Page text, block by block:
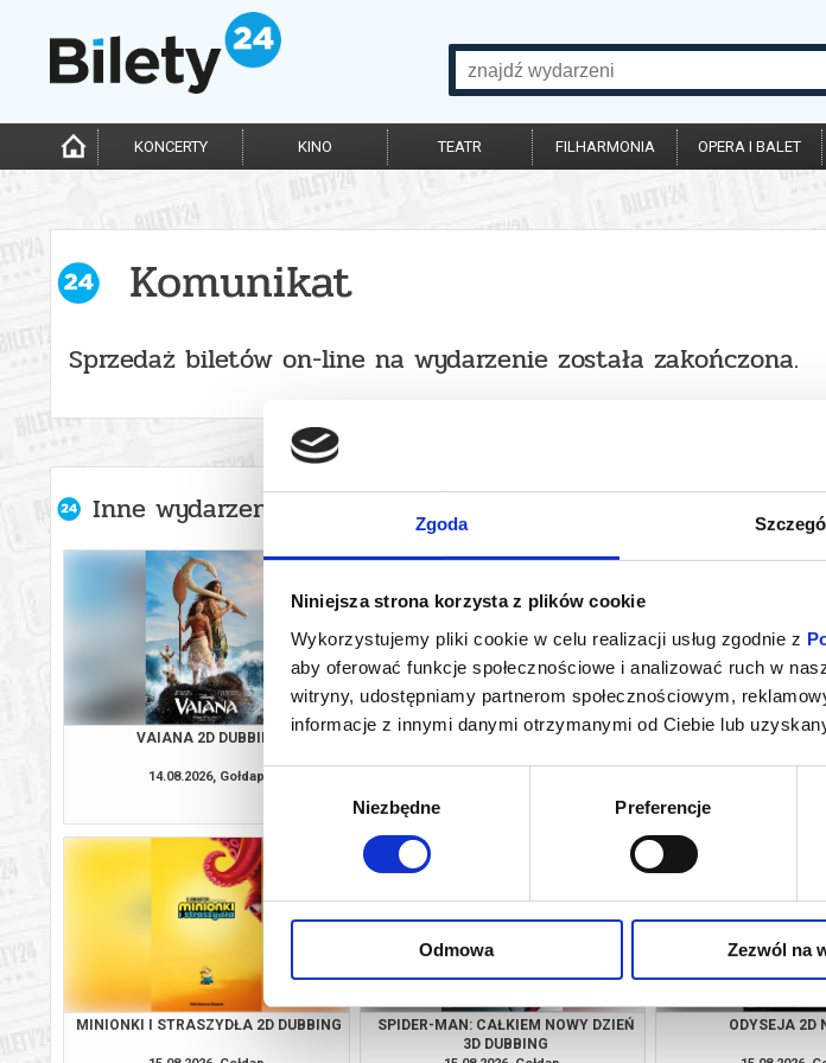
Zgoda
Niniejsza strona korzysta z plików cookie
Wykorzystujemy pliki cookie w celu realizacji usług zgodnie z
aby oferować funkcje społecznościowe i analizować ruch w
witryny, udostępniamy partnerom społecznościowym,
informacje z innymi danymi otrzymanymi od Ciebie lub
Wybór
Niezbędne Preferencje
Odmowa Zezwól na
KONCERTY KINO TEATR FILHARMONIA OPERA I BALET
Komunikat
Sprzedaż biletów on-line na wydarzenie została zakończona.
Inne wydarzenia organizatora
VAIANA 2D DUBBING
14.08.2026, Gołdap
MINIONKI I STRASZYDŁA 2D DUBBING
kup bilet
SPIDER-MAN:
MINIONKI I STRASZYDŁA 2D DUBBING
SPIDER-MAN: CAŁKIEM NOWY DZIEŃ
3D DUBBING
ODYSEJA 2D